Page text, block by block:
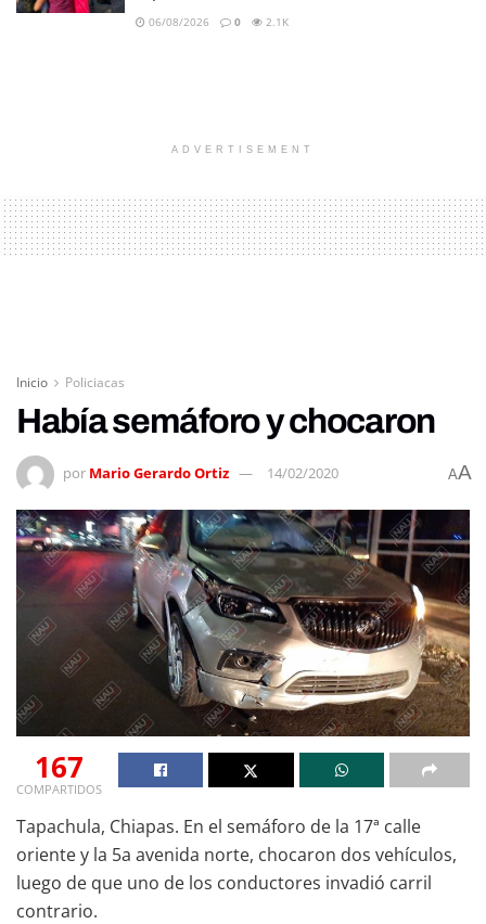
06/08/2026 0 2.1K
ADVERTISEMENT
Inicio Policiacas
Había semáforo y chocaron
por Mario Gerardo Ortiz 14/02/2020 AA
167
COMPARTIDOS
Tapachula, Chiapas. En el semáforo de la 17ª calle
oriente y la 5a avenida norte, chocaron dos vehículos,
luego de que uno de los conductores invadió carril
contrario.